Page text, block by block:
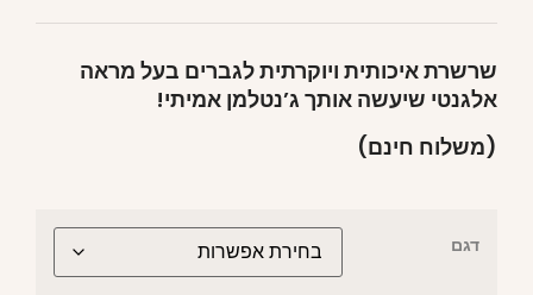
שרשרת איכותית ויוקרתית לגברים בעל מראה
אלגנטי שיעשה אותך ג’נטלמן אמיתי!
(משלוח חינם)
דגם